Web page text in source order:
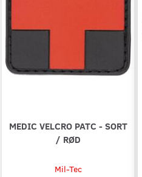
MEDIC VELCRO PATC - SORT
/ RØD
Mil-Tec